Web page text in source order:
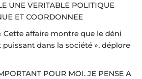
UNE VERITABLE POLITIQUE
ET COORDONNEE
Cette affaire montre que le déni
dans la société », déplore
POUR MOI. JE PENSE A